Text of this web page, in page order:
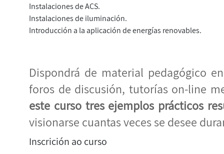
Instalaciones de ACS.
Instalaciones de iluminación.
Introducción a la aplicación de energías renovables.
Dispondrá de material pedagógico
foros de discusión, tutorías on-line
este curso tres ejemplos prácticos
visionarse cuantas veces se desee
Inscrición ao curso